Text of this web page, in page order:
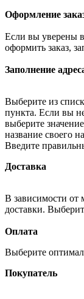
Оформление
Если вы уверены
оформить заказ,
Заполнение
Выберите из
пункта. Если вы
выберите
название своего
Введите
Доставка
В зависимости от
доставки.
Оплата
Выберите
Покупатель